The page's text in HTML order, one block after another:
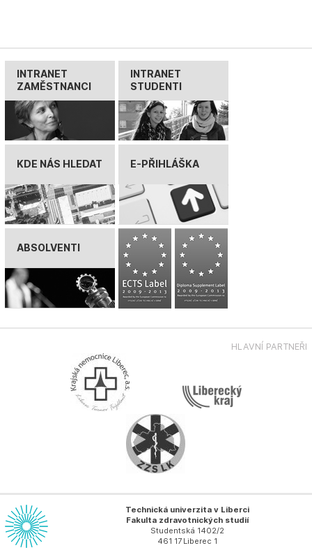
INTRANET
ZAMĚSTNANCI
INTRANET
STUDENTI
KDE NÁS HLEDAT E-PŘIHLÁŠKA
ABSOLVENTI
HLAVNÍ PARTNEŘI
Technická univerzita v Liberci
Fakulta zdravotnických studií
Studentská 1402/2
461 17 Liberec 1